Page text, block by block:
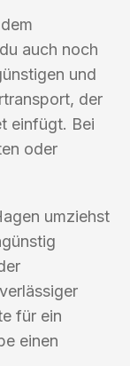
auch noch
und
der
einfügt. Bei
oder
umziehst
für ein
einen